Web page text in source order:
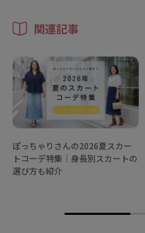
関連記事
ぽっちゃりさんの2026夏スカー
トコーデ特集│身長別スカートの
選び方も紹介